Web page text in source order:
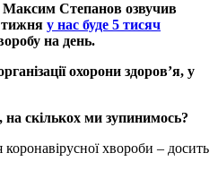
Максим Степанов озвучив
тижня у нас буде 5 тисяч
на день.
охорони здоров’я, у
на скількох ми зупинимось?
хвороби – досить